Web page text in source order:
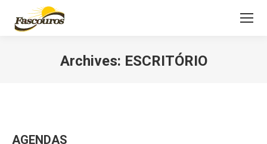
Archives: ESCRITÓRIO
AGENDAS